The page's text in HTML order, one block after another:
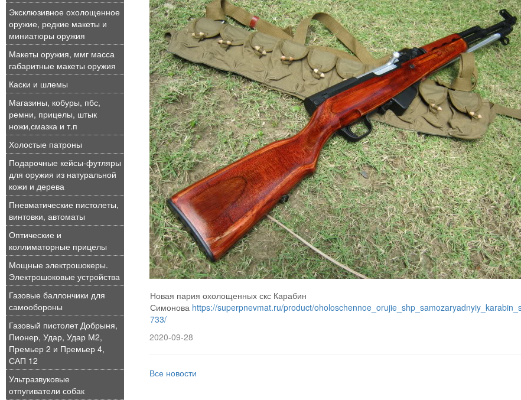
Эксклюзивное охолощенное
оружие, редкие макеты и
миниатюры оружия
Макеты оружия, ммг масса
габаритные макеты оружия
Каски и шлемы
Магазины, кобуры, пбс,
ремни, прицелы, штык
ножи,смазка и т.п
Холостые патроны
Подарочные кейсы-футляры
для оружия из натуральной
кожи и дерева
Пневматические пистолеты,
винтовки, автоматы
Оптические и
коллиматорные прицелы
Мощные электрошокеры.
Электрошоковые устройства
Газовые баллончики для
самообороны
Газовый пистолет Добрыня,
Пионер, Удар, Удар М2,
Премьер 2 и Премьер 4,
САП 12
Ультразвуковые
отпугиватели собак
Новая пария охолощенных скс Карабин
Симонова https://superpnevmat.ru/product/
733/
2020-09-28
Все новости